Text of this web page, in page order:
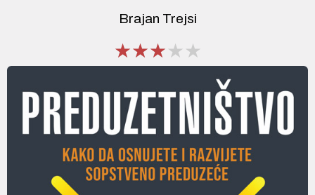
Brajan Trejsi
★★★★★
★★★★★
★★★★★